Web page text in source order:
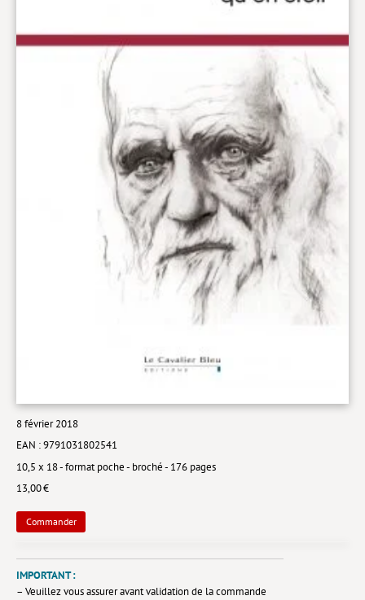
Santé et médecine
Livres poche
Index général des titres
>> Livres numériques <<
COLLECTIONS
Comment je suis devenu
Convergences
eDDen
Géopolitique de…
Idées Reçues
Lieux de…
8 février 2018
EAN : 9791031802541
10,5 x 18 - format poche - broché - 176 pages
13,00 €
Commander
IMPORTANT :
– Veuillez vous assurer avant validation de la commande